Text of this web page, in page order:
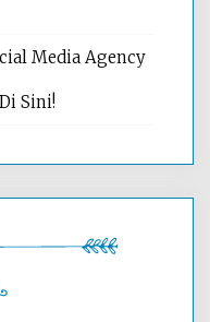
Media Agency
Sini!